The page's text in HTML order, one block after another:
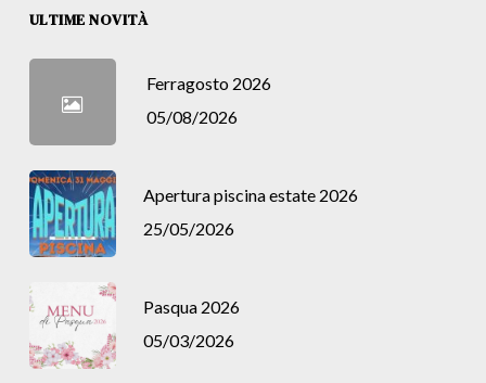
ULTIME NOVITÀ
Ferragosto 2026
05/08/2026
Apertura piscina estate 2026
25/05/2026
Pasqua 2026
05/03/2026